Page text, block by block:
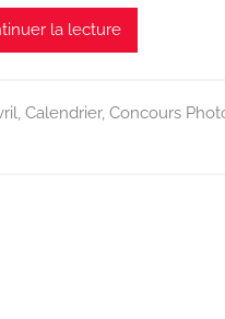
la lecture
,Calendrier,Concours